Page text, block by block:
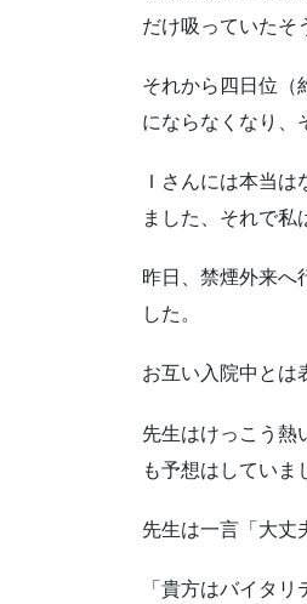
だけ吸っていたそ
それから四日位（
にならなくなり、
Ｉさんには本当
ました、それで私
昨日、禁煙外来へ
した。
お互い入院中とは
先生はけっこう熱
も予想はしていま
先生は一言「大丈
「貴方はバイタ